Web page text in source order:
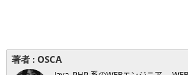
著者 : OSCA